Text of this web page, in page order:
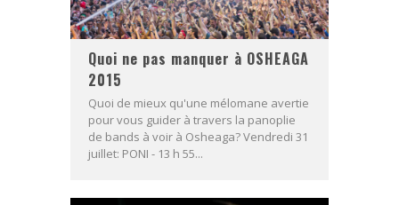
Quoi ne pas manquer à OSHEAGA
2015
Quoi de mieux qu'une mélomane avertie
pour vous guider à travers la panoplie
de bands à voir à Osheaga? Vendredi 31
juillet: PONI - 13 h 55...